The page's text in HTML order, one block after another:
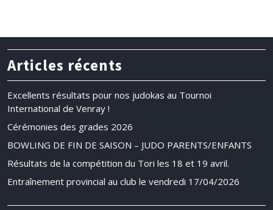
Articles récents
Excellents résultats pour nos judokas au Tournoi
International de Venray !
Cérémonies des grades 2026
BOWLING DE FIN DE SAISON – JUDO PARENTS/ENFANTS
Résultats de la compétition du Tori les 18 et 19 avril.
Entraînement provincial au club le vendredi 17/04/2026